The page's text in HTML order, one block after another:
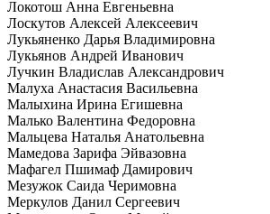
Локотош Анна Евгеньевна
Лоскутов Алексей Алексеевич
Лукьяненко Дарья Владимировна
Лукьянов Андрей Иванович
Лучкин Владислав Александрович
Малуха Анастасия Васильевна
Малыхина Ирина Егишевна
Малько Валентина Федоровна
Мальцева Наталья Анатольевна
Мамедова Зарифа Эйвазовна
Мафагел Пшимаф Дамирович
Мезужок Саида Черимовна
Меркулов Данил Сергеевич